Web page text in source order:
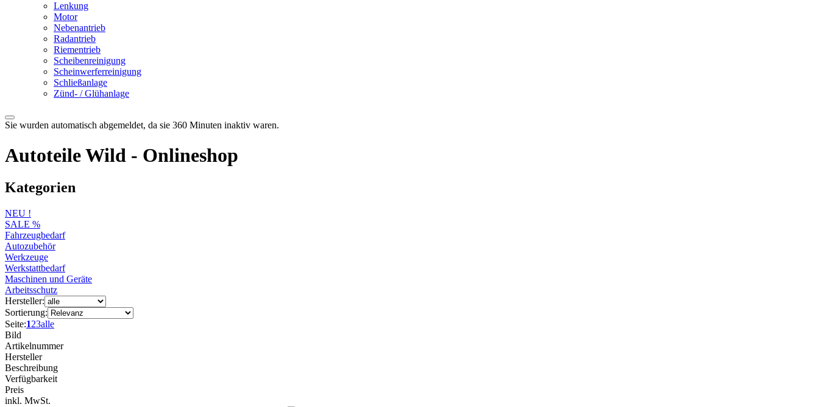
Lenkung
Motor
Nebenantrieb
Radantrieb
Riementrieb
Scheibenreinigung
Scheinwerferreinigung
Schließanlage
Zünd- / Glühanlage
Sie wurden automatisch abgemeldet, da sie 360 Minuten inaktiv waren.
Autoteile Wild - Onlineshop
Kategorien
NEU !
SALE %
Fahrzeugbedarf
Autozubehör
Werkzeuge
Werkstattbedarf
Maschinen und Geräte
Arbeitsschutz
Hersteller:
Sortierung:
Seite:123alle
Bild
Artikelnummer
Hersteller
Beschreibung
Verfügbarkeit
Preis
inkl. MwSt.